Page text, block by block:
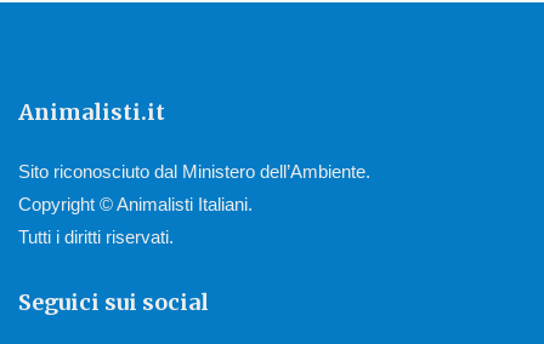
Animalisti.it
Sito riconosciuto dal Ministero dell’Ambiente.
Copyright © Animalisti Italiani.
Tutti i diritti riservati.
Seguici sui social